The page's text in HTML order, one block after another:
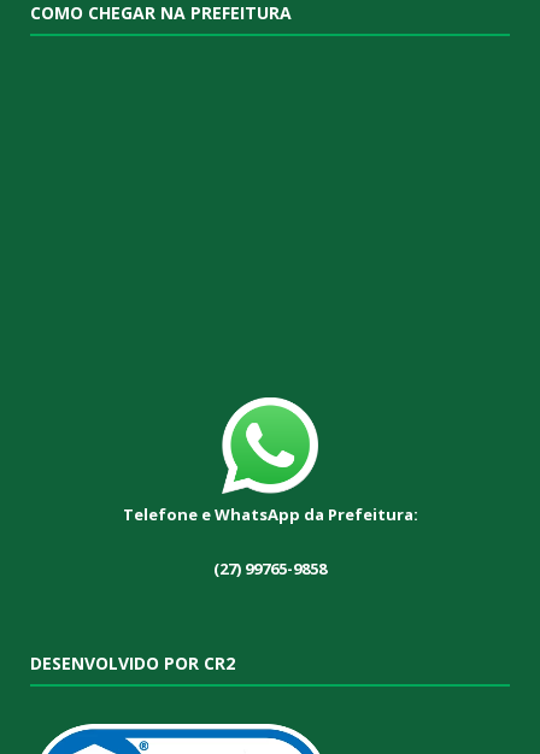
COMO CHEGAR NA PREFEITURA
Telefone e WhatsApp da Prefeitura:
(27) 99765-9858
DESENVOLVIDO POR CR2